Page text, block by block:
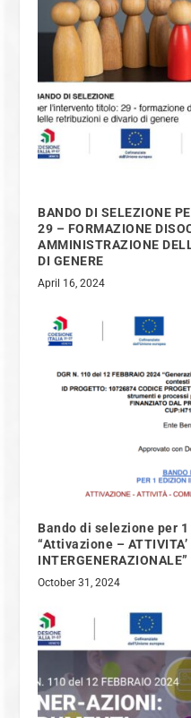
BANDO DI SELEZIONE
29 – FORMAZIONE
AMMINISTRAZIONE
DI GENERE
April 16, 2024
Bando di selezione per
“Attivazione – ATTIVITA’
INTERGENERAZIONALE”
October 31, 2024